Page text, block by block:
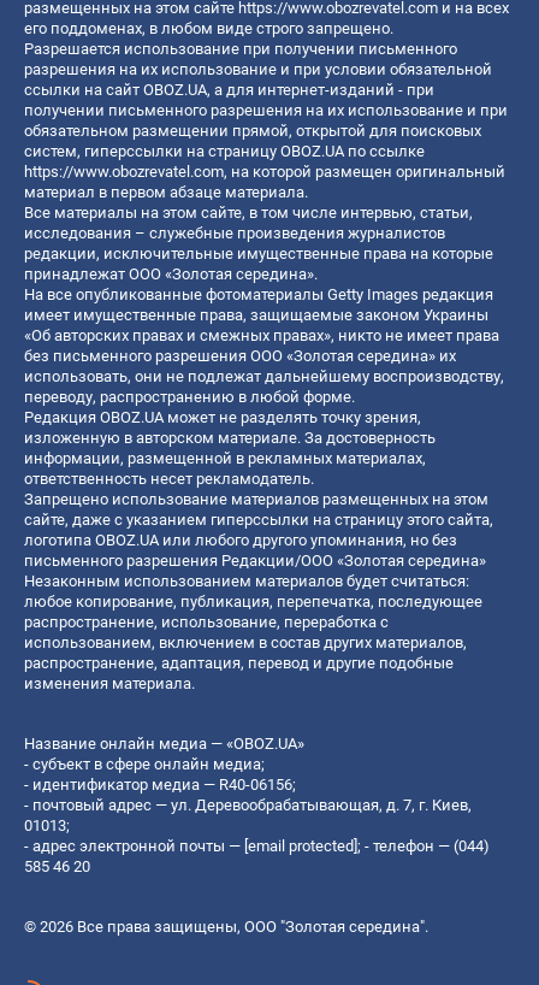
размещенных на этом сайте https://www.obozrevatel.com и на всех
его поддоменах, в любом виде строго запрещено.
Разрешается использование при получении письменного
разрешения на их использование и при условии обязательной
ссылки на сайт OBOZ.UA, а для интернет-изданий - при
получении письменного разрешения на их использование и при
обязательном размещении прямой, открытой для поисковых
систем, гиперссылки на страницу OBOZ.UA по ссылке
https://www.obozrevatel.com, на которой размещен оригинальный
материал в первом абзаце материала.
Все материалы на этом сайте, в том числе интервью, статьи,
исследования – служебные произведения журналистов
редакции, исключительные имущественные права на которые
принадлежат ООО «Золотая середина».
На все опубликованные фотоматериалы Getty Images редакция
имеет имущественные права, защищаемые законом Украины
«Об авторских правах и смежных правах», никто не имеет права
без письменного разрешения ООО «Золотая середина» их
использовать, они не подлежат дальнейшему воспроизводству,
переводу, распространению в любой форме.
Редакция OBOZ.UA может не разделять точку зрения,
изложенную в авторском материале. За достоверность
информации, размещенной в рекламных материалах,
ответственность несет рекламодатель.
Запрещено использование материалов размещенных на этом
сайте, даже с указанием гиперссылки на страницу этого сайта,
логотипа OBOZ.UA или любого другого упоминания, но без
письменного разрешения Редакции/ООО «Золотая середина»
Незаконным использованием материалов будет считаться:
любое копирование, публикация, перепечатка, последующее
распространение, использование, переработка с
использованием, включением в состав других материалов,
распространение, адаптация, перевод и другие подобные
изменения материала.
Название онлайн медиа — «OBOZ.UA»
- субъект в сфере онлайн медиа;
- идентификатор медиа — R40-06156;
- почтовый адрес — ул. Деревообрабатывающая, д. 7, г. Киев,
01013;
- адрес электронной почты — [email protected] ; - телефон — (044)
585 46 20
© 2026 Все права защищены, ООО "Золотая середина".